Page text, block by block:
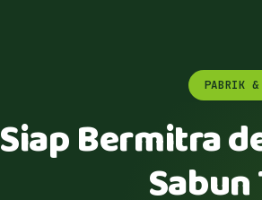
PABRIK &
Siap Bermitra